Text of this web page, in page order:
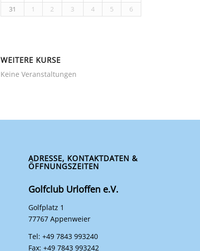
31
1 2 3 4 5 6
WEITERE KURSE
Keine Veranstaltungen
ADRESSE, KONTAKTDATEN &
ÖFFNUNGSZEITEN
Golfclub Urloffen e.V.
Golfplatz 1
77767 Appenweier
Tel: +49 7843 993240
Fax: +49 7843 993242